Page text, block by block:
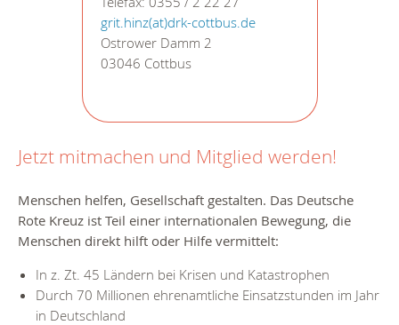
grit.hinz(at)drk-cottbus.de
Ostrower Damm 2
03046 Cottbus
Jetzt mitmachen und Mitglied werden!
Menschen helfen, Gesellschaft gestalten. Das Deutsche
Rote Kreuz ist Teil einer internationalen Bewegung, die
Menschen direkt hilft oder Hilfe vermittelt:
In z. Zt. 45 Ländern bei Krisen und Katastrophen
Durch 70 Millionen ehrenamtliche Einsatzstunden im Jahr
in Deutschland